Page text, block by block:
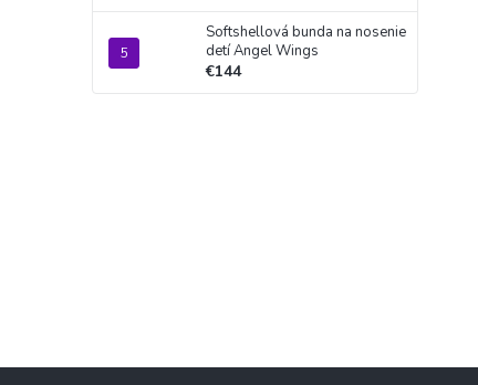
Softshellová bunda na nosenie
detí Angel Wings
€144